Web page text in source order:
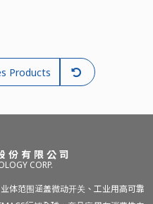
Products
份有限公司
CORP.
体范围涵盖微动开关、工业用高可靠